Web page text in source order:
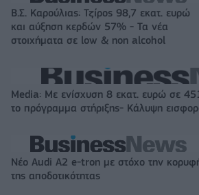
Β.Σ. Καρούλιας: Τζίρος 98,7 εκατ. ευρώ
και αύξηση κερδών 57% - Τα νέα
στοιχήματα σε low & non alcohol
Media: Με ενίσχυση 8 εκατ. ευρώ σε 451
το πρόγραμμα στήριξης- Κάλυψη
Νέο Audi A2 e-tron με στόχο την
της αποδοτικότητας